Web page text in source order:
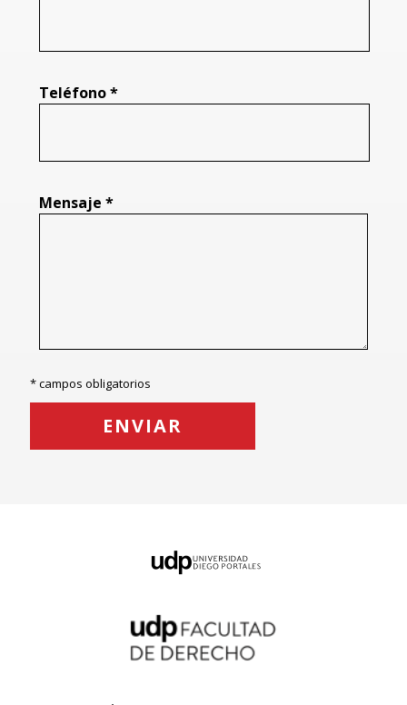
Teléfono *
Mensaje *
* campos obligatorios
ENVIAR